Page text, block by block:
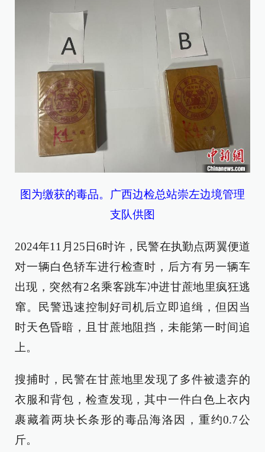
图为缴获的毒品。广西边检总站崇左边境管理
支队供图
2024年11月25日6时许，民警在执勤点两翼便道
对一辆白色轿车进行检查时，后方有另一辆车
出现，突然有2名乘客跳车冲进甘蔗地里疯狂逃
窜。民警迅速控制好司机后立即追缉，但因当
时天色昏暗，且甘蔗地阻挡，未能第一时间追
上。
搜捕时，民警在甘蔗地里发现了多件被遗弃的
衣服和背包，检查发现，其中一件白色上衣内
裹藏着两块长条形的毒品海洛因，重约0.7公
斤。